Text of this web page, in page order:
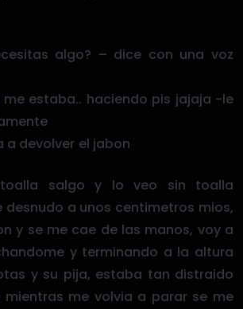
algo? – dice con una voz
estaba.. haciendo pis jajaja -le
a devolver el jabon
salgo y lo veo sin toalla
a unos centimetros mios,
y se me cae de las manos, voy a
y terminando a la altura
y su pija, estaba tan distraido
me volvia a parar se me